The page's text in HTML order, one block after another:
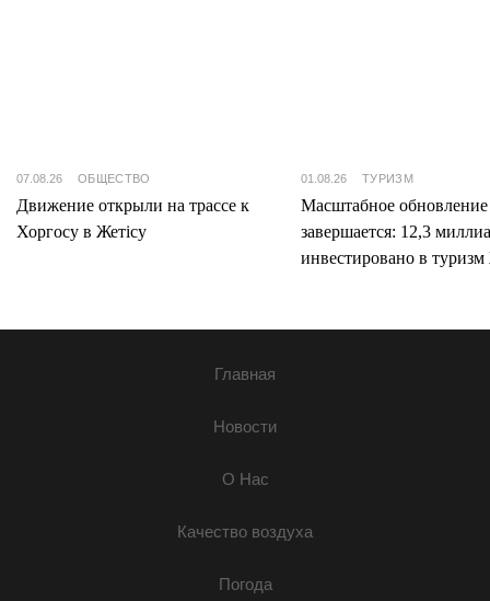
07.08.26 ОБЩЕСТВО
Движение открыли на трассе к
Хоргосу в Жетісу
01.08.26 ТУРИЗМ
Масштабное
завершается: 12,3
инвестировано в туризм
Главная
Новости
О Нас
Качество воздуха
Погода